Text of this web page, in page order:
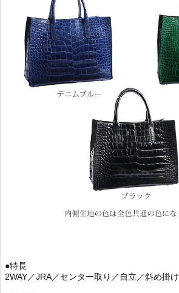
●特長
2WAY／JRA／センター取り／自立／斜め掛け